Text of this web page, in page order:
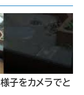
子をカメラでと